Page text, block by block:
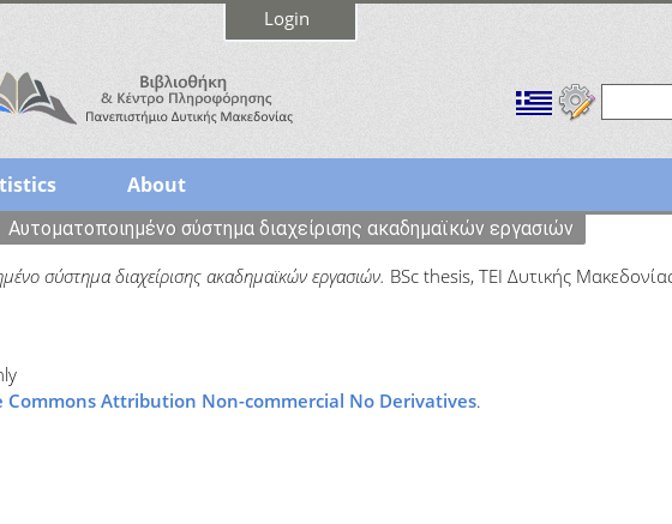
Login
About
Αυτοματοποιημένο σύστημα διαχείρισης ακαδημαϊκών εργασιών
σύστημα διαχείρισης ακαδημαϊκών εργασιών. BSc thesis, ΤΕΙ Δυτικής
Commons Attribution Non-commercial No Derivatives.